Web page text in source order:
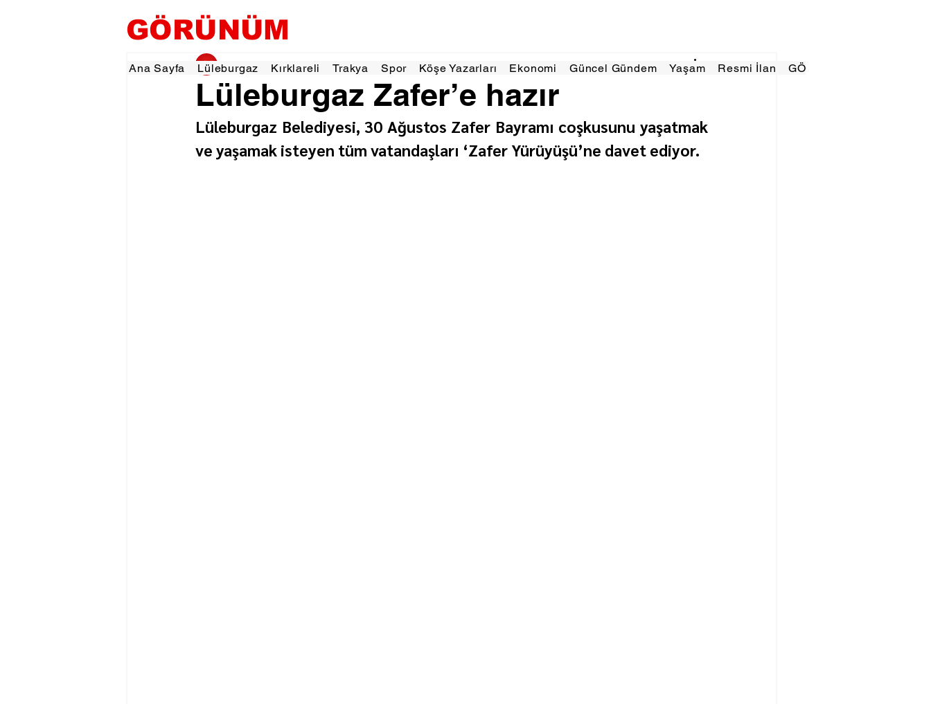
GÖRÜNÜM
Ana Sayfa Lüleburgaz Kırklareli Trakya Spor Köşe Yazarları Ekonomi Güncel Gündem Yaşam Resmi İlan GÖRÜNÜMTV
Lüleburgaz Zafer’e hazır
gorunumhaber 29 Ağu 2025 1 dakikada okunur
Lüleburgaz Belediyesi, 30 Ağustos Zafer Bayramı coşkusunu yaşatmak
ve yaşamak isteyen tüm vatandaşları ‘Zafer Yürüyüşü’ne davet ediyor.